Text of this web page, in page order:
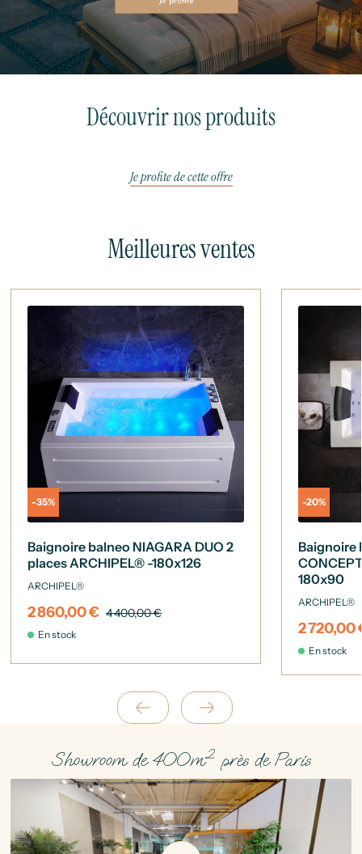
Découvrir nos produits
Je profite de cette offre
Meilleures ventes
-35%
Baignoire balneo NIAGARA DUO 2
places ARCHIPEL® -180x126
ARCHIPEL®
2 860,00 € 4 400,00 €
En stock
-20%
Baignoire
180x90
ARCHIPEL®
2 720,00
En stock
Précédent
Suivant
Showroom de 400m² près de Paris